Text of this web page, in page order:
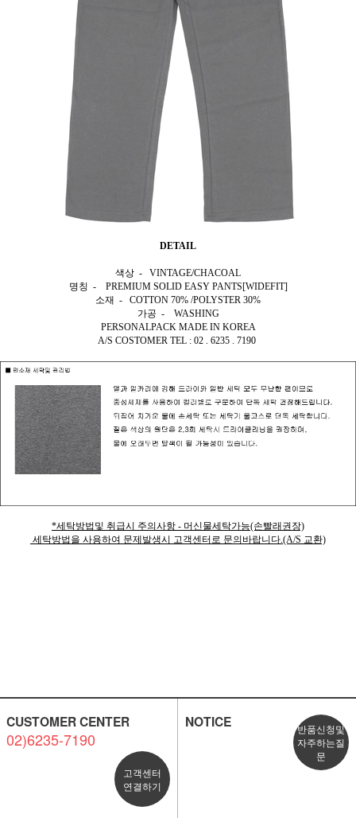
DETAIL
색상 - VINTAGE/CHACOAL
명칭 - PREMIUM SOLID EASY PANTS[WIDEFIT]
소재 - COTTON 70% /POLYSTER 30%
가공 - WASHING
PERSONALPACK MADE IN KOREA
A/S COSTOMER TEL : 02 . 6235 . 7190
*세탁방법및 취급시 주의사항 - 머신물세탁가능(손빨래권장)
세탁방법을 사용하여 문제발생시 고객센터로 문의바랍니다.(A/S 교환)
CUSTOMER CENTER
02)6235-7190
고객센터
연결하기
NOTICE
반품신청및
자주하는질
문